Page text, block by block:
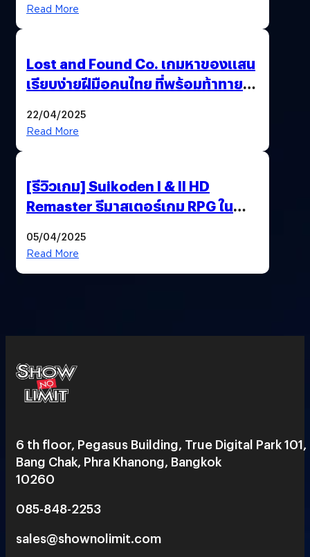
Read More
Lost and Found Co. เกมหาของแสน
เรียบง่ายฝีมือคนไทย ที่พร้อมท้าทาย
22/04/2025
Read More
[รีวิวเกม] Suikoden I & II HD
Remaster รีมาสเตอร์เกม RPG ใน
05/04/2025
Read More
6 th floor, Pegasus Building, True Digital Park 101,
Bang Chak, Phra Khanong, Bangkok
10260
085-848-2253
sales@shownolimit.com